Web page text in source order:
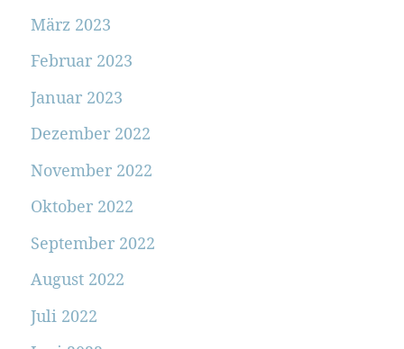
März 2023
Februar 2023
Januar 2023
Dezember 2022
November 2022
Oktober 2022
September 2022
August 2022
Juli 2022